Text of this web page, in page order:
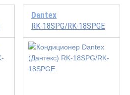
Dantex
RK-18SPG/RK-18SPGE